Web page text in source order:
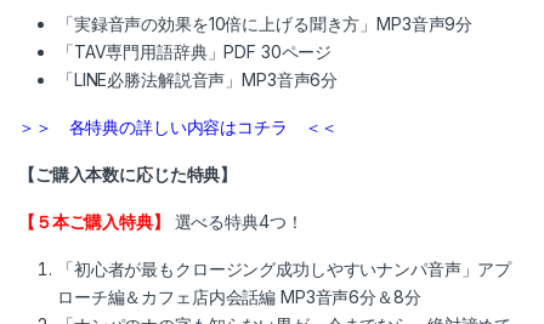
「実録音声の効果を10倍に上げる聞き方」MP3音声9分
「TAV専門用語辞典」PDF 30ページ
「LINE必勝法解説音声」MP3音声6分
＞＞ 各特典の詳しい内容はコチラ ＜＜
【ご購入本数に応じた特典】
【５本ご購入特典】 選べる特典4つ！
「初心者が最もクロージング成功しやすいナンパ音声」アプ
ローチ編＆カフェ店内会話編 MP3音声6分＆8分